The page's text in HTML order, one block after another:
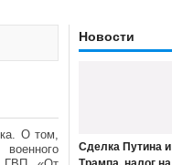
О том,
Новости
Сделка Путина и